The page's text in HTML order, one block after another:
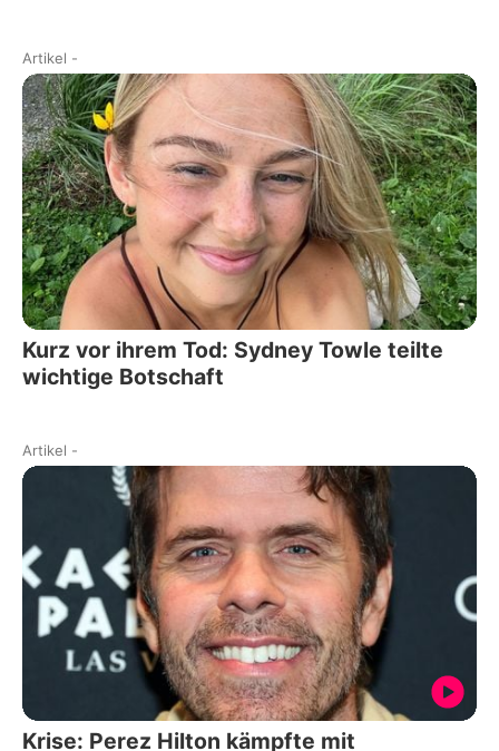
Artikel -
Kurz vor ihrem Tod: Sydney Towle teilte
wichtige Botschaft
Artikel -
Krise: Perez Hilton kämpfte mit